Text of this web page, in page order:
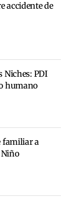
accidente de
Niches: PDI
humano
familiar a
Niño